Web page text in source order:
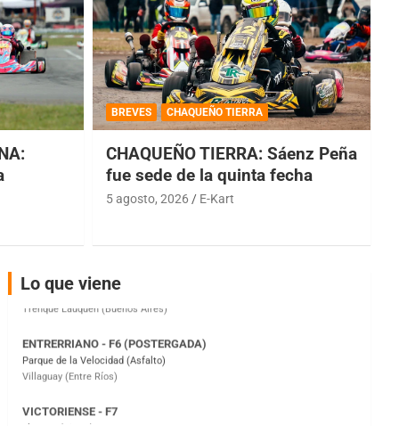
BREVES CHAQUEÑO TIERRA
CHAQUEÑO TIERRA: Sáenz Peña
fue sede de la quinta fecha
5 agosto, 2026 E-Kart
Lo que viene
COBERTURA ESPECIAL DE E-KART.COM.AR
IAME SERIES ARGENTINA 6
Baradero (Buenos Aires)
Parque de la Velocidad (Asfalto)
Villaguay (Entre Ríos)
El Cerro (Tierra)
Victoria (Entre Ríos)
Moto Club Reginense (Tierra)